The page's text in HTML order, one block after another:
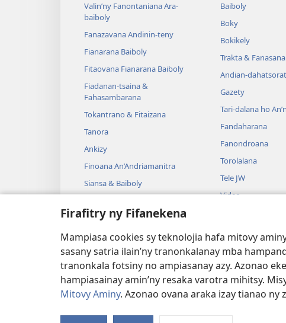
Firafitry ny Fifanekena
Mampiasa cookies sy teknolojia hafa mitovy
sasany satria ilain’ny tranonkalanay mba
tranonkala fotsiny no ampiasanay azy. Azonao
hampiasainay amin’ny resaka varotra mihitsy.
Mitovy Aminy. Azonao ovana araka izay tianao ny
Valin’ny Fanontaniana Ara-
baiboly
Fanazavana Andinin-teny
Fianarana Baiboly
Fitaovana Fianarana Baiboly
Fiadanan-tsaina &
Fahasambarana
Tokantrano & Fitaizana
Tanora
Ankizy
Finoana An’Andriamanitra
Siansa & Baiboly
Baiboly
Boky
Bokikely
Trakta & Fanasana
Andian-
Gazety
Tari-dalana ho
Fandaharana
Fanondroana
Torolalana
Tele JW
Video
Tantara Henoina
Copyright © 2026 Watch Tower Bible and Tract